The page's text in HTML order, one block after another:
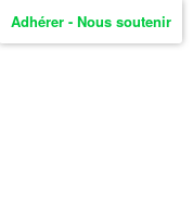
Adhérer - Nous soutenir